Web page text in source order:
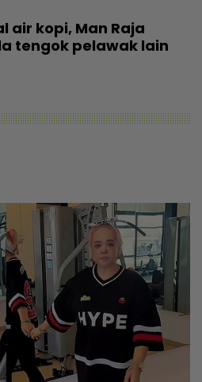
air kopi, Man Raja
tengok pelawak lain